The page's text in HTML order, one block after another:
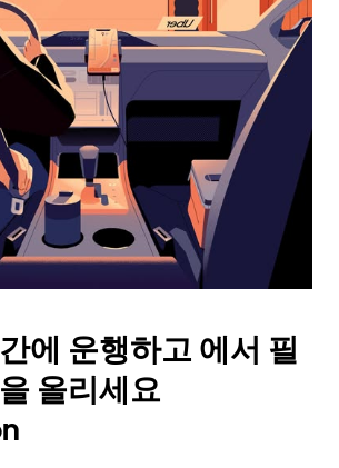
에 운행하고 에서 필
올리세요